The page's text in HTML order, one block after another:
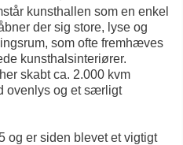
kunsthallen som en enkel
der sig store, lyse og
som ofte fremhæves
kunsthalsinteriører.
skabt ca. 2.000 kvm
ovenlys og et særligt
og er siden blevet et vigtigt